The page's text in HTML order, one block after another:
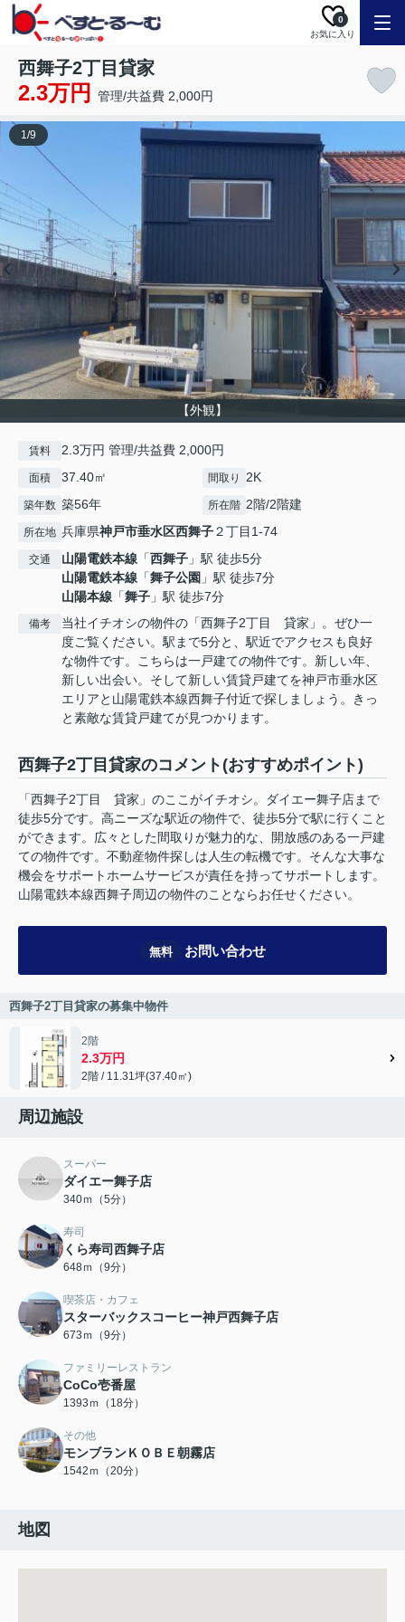
お気に入り
0
西舞子2丁目貸家
2.3万円 管理/共益費 2,000円
【外観】
1/9
賃料 2.3万円 管理/共益費 2,000円
面積 37.40㎡ 間取り 2K
築年数 築56年 所在階 2階/2階建
所在地 兵庫県神戸市垂水区西舞子２丁目1-74
交通 山陽電鉄本線 「西舞子 」駅 徒歩5分
山陽電鉄本線 「舞子公園 」駅 徒歩7分
山陽本線 「舞子 」駅 徒歩7分
備考
当社イチオシの物件の「西舞子2丁目 貸家」。ぜひ一
度ご覧ください。駅まで5分と、駅近でアクセスも良好
な物件です。こちらは一戸建ての物件です。新しい年、
新しい出会い。そして新しい賃貸戸建てを神戸市垂水区
エリアと山陽電鉄本線西舞子付近で探しましょう。きっ
と素敵な賃貸戸建てが見つかります。
西舞子2丁目貸家のコメント(おすすめポイント)
「西舞子2丁目 貸家」のここがイチオシ。ダイエー舞子店まで
徒歩5分です。高ニーズな駅近の物件で、徒歩5分で駅に行くこと
ができます。広々とした間取りが魅力的な、開放感のある一戸建
ての物件です。不動産物件探しは人生の転機です。そんな大事な
機会をサポートホームサービスが責任を持ってサポートします。
山陽電鉄本線西舞子周辺の物件のことならお任せください。
無料 お問い合わせ
西舞子2丁目貸家の募集中物件
2階
2.3万円
2階 / 11.31坪(37.40㎡)
周辺施設
スーパー
ダイエー舞子店
340ｍ（5分）
寿司
くら寿司西舞子店
648ｍ（9分）
喫茶店・カフェ
スターバックスコーヒー神戸西舞子店
673ｍ（9分）
ファミリーレストラン
CoCo壱番屋
1393ｍ（18分）
その他
モンブランＫＯＢＥ朝霧店
1542ｍ（20分）
地図